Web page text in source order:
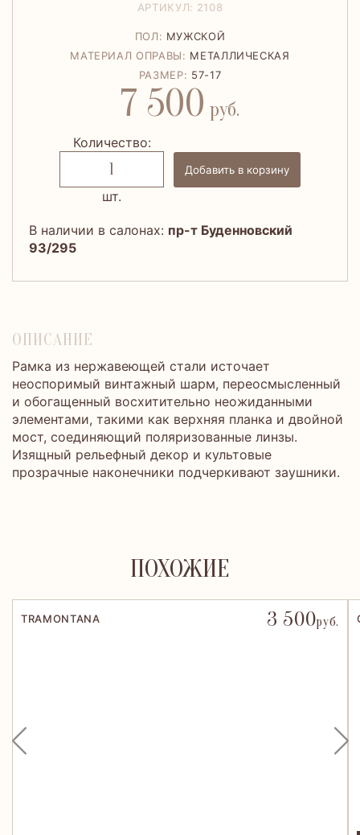
АРТИКУЛ: 2108
ПОЛ: МУЖСКОЙ
МАТЕРИАЛ ОПРАВЫ: МЕТАЛЛИЧЕСКАЯ
РАЗМЕР: 57-17
7 500 руб.
Количество:
шт.
Добавить в корзину
В наличии в салонах: пр-т Буденновский
93/295
ОПИСАНИЕ
Рамка из нержавеющей стали источает
неоспоримый винтажный шарм, переосмысленный
и обогащенный восхитительно неожиданными
элементами, такими как верхняя планка и двойной
мост, соединяющий поляризованные линзы.
Изящный рельефный декор и культовые
прозрачные наконечники подчеркивают заушники.
ПОХОЖИЕ
TRAMONTANA 3 500руб.